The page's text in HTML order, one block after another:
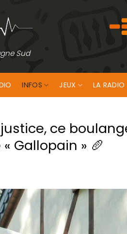
Sud
INFOS JEUX LA RADIO
ce
Gallopain » 🥖